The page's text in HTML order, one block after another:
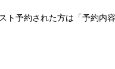
ト予約された方は「予約内